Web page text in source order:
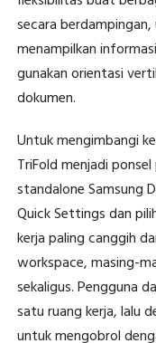
secara
menampilkan
gunakan orientasi
dokumen.
Untuk mengimbangi
TriFold menjadi
standalone Samsung
Quick Settings dan
kerja paling canggih
workspace, masing-
sekaligus. Pengguna
satu ruang kerja, lalu
untuk mengobrol